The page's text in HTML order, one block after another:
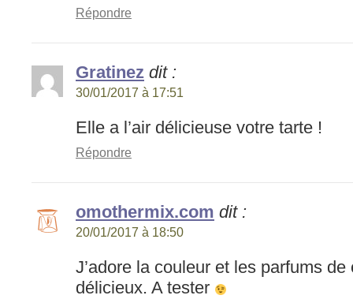
Répondre
Gratinez dit :
30/01/2017 à 17:51
Elle a l’air délicieuse votre tarte !
Répondre
omothermix.com dit :
20/01/2017 à 18:50
J’adore la couleur et les parfums de
délicieux. A tester